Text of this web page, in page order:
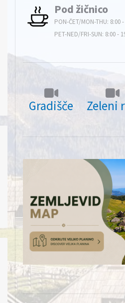
Pod žičnico
PON-ČET/MON-THU: 8:00
PET-NED/FRI-SUN: 8:00 -
Gradišče Zeleni